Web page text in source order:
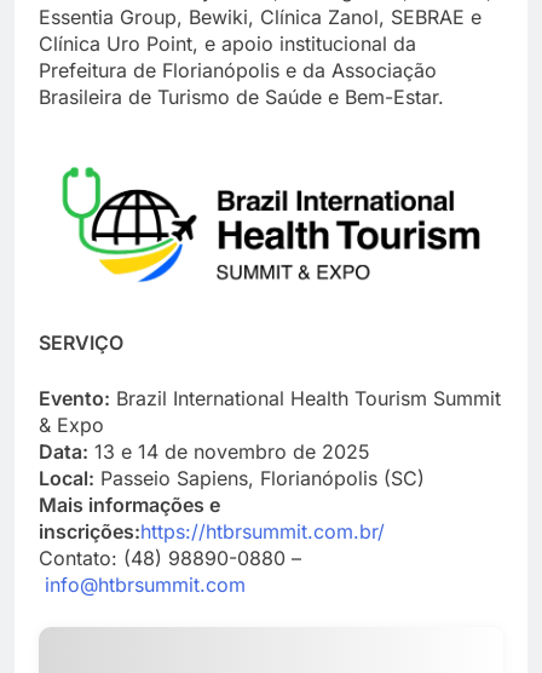
Essentia Group, Bewiki, Clínica Zanol, SEBRAE e
Clínica Uro Point, e apoio institucional da
Prefeitura de Florianópolis e da Associação
Brasileira de Turismo de Saúde e Bem-Estar.
SERVIÇO
Evento: Brazil International Health Tourism Summit
& Expo
Data: 13 e 14 de novembro de 2025
Local: Passeio Sapiens, Florianópolis (SC)
Mais informações e
inscrições:https://htbrsummit.com.br/
Contato: (48) 98890-0880 –
info@htbrsummit.com